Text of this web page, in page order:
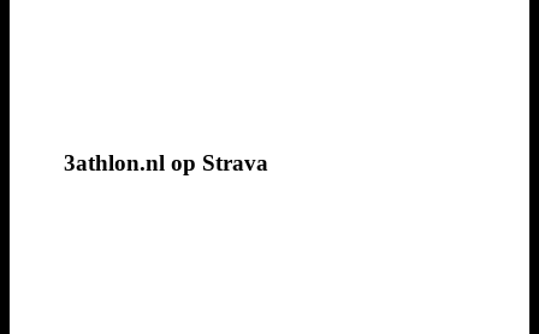
3athlon.nl op Strava